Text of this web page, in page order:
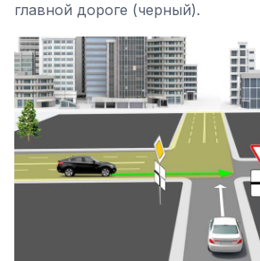
главной дороге (черный).